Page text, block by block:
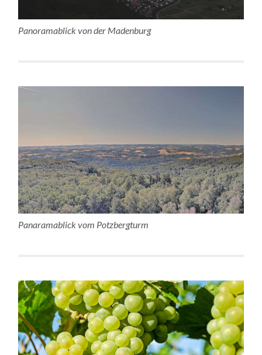
Panoramablick von der Madenburg
Panaramablick vom Potzbergturm